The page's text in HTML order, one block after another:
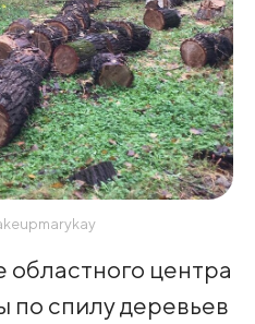
областного центра
по спилу деревьев